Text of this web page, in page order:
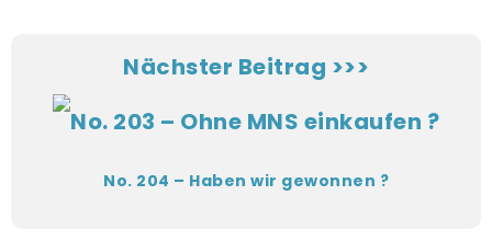
Nächster Beitrag >>>
No. 204 – Haben wir gewonnen ?